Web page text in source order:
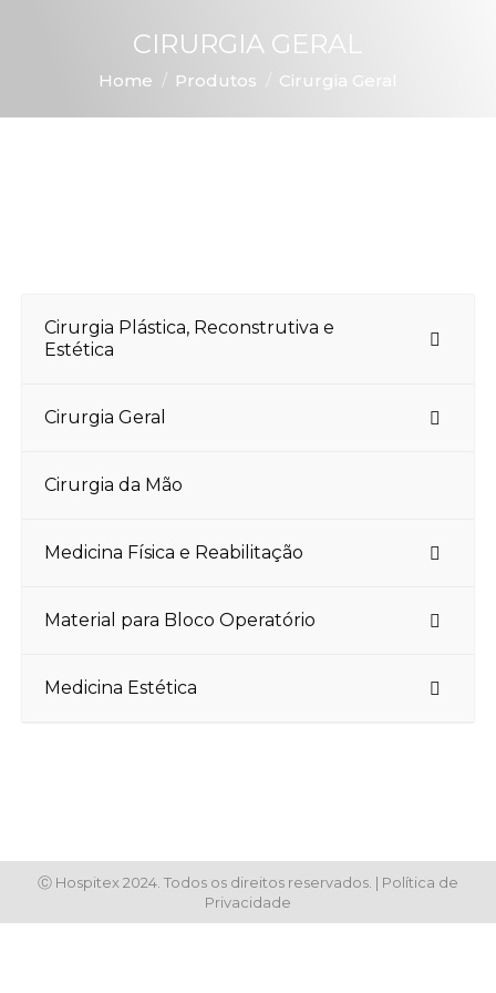
CIRURGIA GERAL
You are here:
Home Produtos Cirurgia Geral
Cirurgia Plástica, Reconstrutiva e
Estética
Cirurgia Geral
Cirurgia da Mão
Medicina Física e Reabilitação
Material para Bloco Operatório
Medicina Estética
Ⓒ Hospitex 2024. Todos os direitos reservados. | Política de
Privacidade